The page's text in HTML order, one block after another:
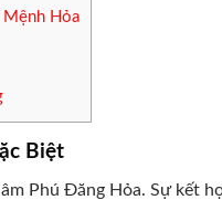
Mệnh Hỏa
Biệt
Phú Đăng Hỏa. Sự kết